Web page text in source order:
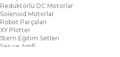
Redüktörlü DC Motorlar
Solenoid Motorlar
Robot Parçaları
XY Plotter
Stem Eğitim Setleri
Ses ve Amfi